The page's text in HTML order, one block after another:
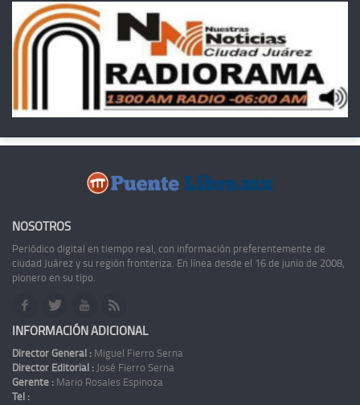
NOSOTROS
Periódico digital en tiempo real, con información preferentemente de
ciudad Juárez y su región fronteriza. En línea desde el 16 de junio de 2008,
pionero en su tipo.
INFORMACIÓN ADICIONAL
Director General : Miguel Fierro Serna
Director Editorial : José Fierro Serna
Gerente : Mario Rosales Espinoza
Tel :